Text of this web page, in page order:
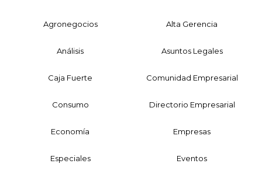
Agronegocios Alta Gerencia
Análisis Asuntos Legales
Caja Fuerte Comunidad Empresarial
Consumo Directorio Empresarial
Economía Empresas
Especiales Eventos